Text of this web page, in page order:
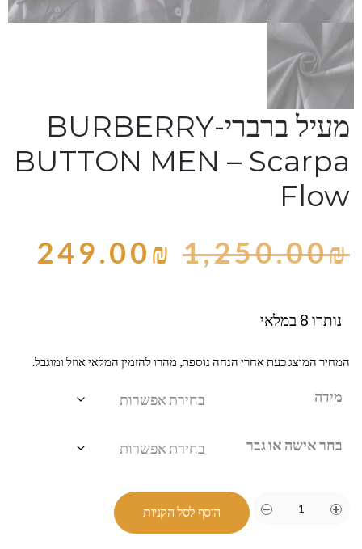
מעיל ברברי-BURBERRY
BUTTON MEN – Scarpa
Flow
1,250.00₪
249.00₪
נותרו 8 במלאי
המחיר המוצג כעת אחרי הנחה נוספת, מהרו להזמין המלאי אוזל ומוגבל.
מידה
בחר אישה או גבר
הוסף לסל הקניות